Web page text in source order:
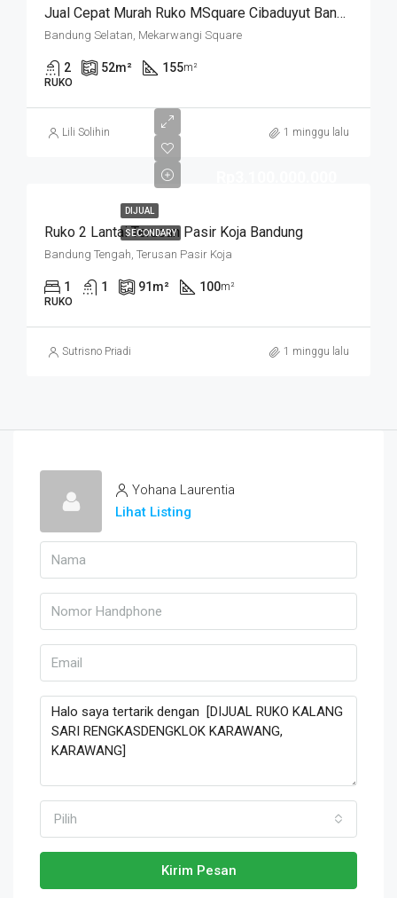
Jual Cepat Murah Ruko MSquare Cibaduyut Bandung
Bandung Selatan, Mekarwangi Square
2 52m² 155m²
RUKO
Lili Solihin 1 minggu lalu
DIJUAL
SECONDARY
Ruko 2 Lantai Terusan Pasir Koja Bandung
Bandung Tengah, Terusan Pasir Koja
1 1 91 m² 100m²
RUKO
Sutrisno Priadi 1 minggu lalu
Yohana Laurentia
Lihat Listing
Pilih
Kirim Pesan